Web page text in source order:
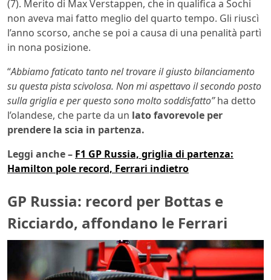
(7). Merito di Max Verstappen, che in qualifica a Sochi
non aveva mai fatto meglio del quarto tempo. Gli riuscì
l’anno scorso, anche se poi a causa di una penalità partì
in nona posizione.
“Abbiamo faticato tanto nel trovare il giusto bilanciamento
su questa pista scivolosa. Non mi aspettavo il secondo posto
sulla griglia e per questo sono molto soddisfatto”ha detto
l’olandese, che parte da un lato favorevole per
prendere la scia in partenza.
Leggi anche – F1 GP Russia, griglia di partenza:
Hamilton pole record, Ferrari indietro
GP Russia: record per Bottas e
Ricciardo, affondano le Ferrari